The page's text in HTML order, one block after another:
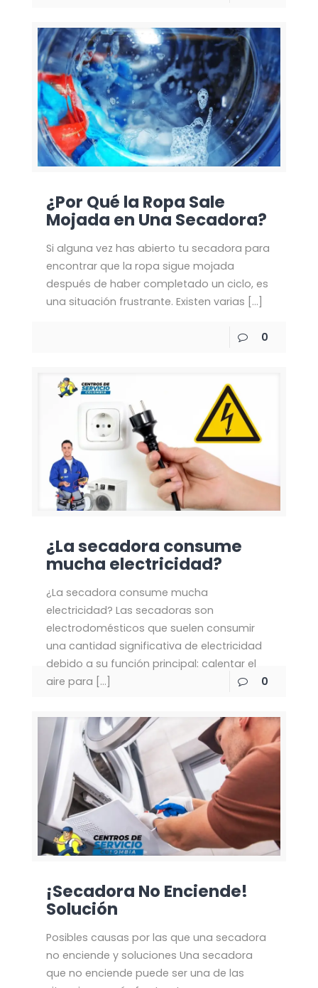
¿Por Qué la Ropa Sale
Mojada en Una Secadora?
Si alguna vez has abierto tu secadora para
encontrar que la ropa sigue mojada
después de haber completado un ciclo, es
una situación frustrante. Existen varias […]
0
¿La secadora consume
mucha electricidad?
¿La secadora consume mucha
electricidad? Las secadoras son
electrodomésticos que suelen consumir
una cantidad significativa de electricidad
debido a su función principal: calentar el
aire para […] 0
¡Secadora No Enciende!
Solución
Posibles causas por las que una secadora
no enciende y soluciones Una secadora
que no enciende puede ser una de las